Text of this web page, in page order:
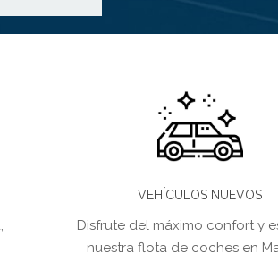
VEHÍCULOS NUEVOS
Disfrute del máximo confort y
nuestra flota de coches en